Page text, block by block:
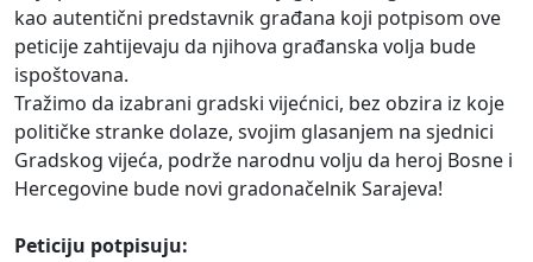
kao autentični predstavnik građana koji potpisom ove
peticije zahtijevaju da njihova građanska volja bude
ispoštovana.
Tražimo da izabrani gradski vijećnici, bez obzira iz koje
političke stranke dolaze, svojim glasanjem na sjednici
Gradskog vijeća, podrže narodnu volju da heroj Bosne i
Hercegovine bude novi gradonačelnik Sarajeva!
Peticiju potpisuju: